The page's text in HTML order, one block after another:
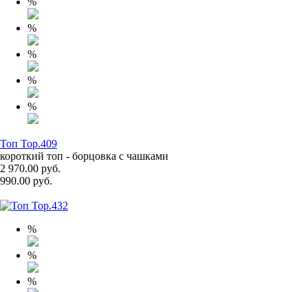
%
%
%
%
Топ Top.409
короткий топ - борцовка с чашками
2 970.00 руб.
990.00 руб.
%
%
%